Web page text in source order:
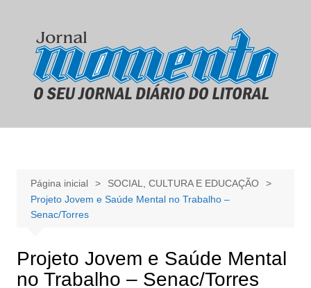
conteúdo
Página inicial
SOCIAL, CULTURA E EDUCAÇÃO
Projeto Jovem e Saúde Mental no Trabalho –
Senac/Torres
Projeto Jovem e Saúde Mental
no Trabalho – Senac/Torres